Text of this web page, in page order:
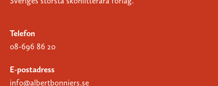
Telefon
08-696 86 20
E-postadress
info@albertbonniers.se